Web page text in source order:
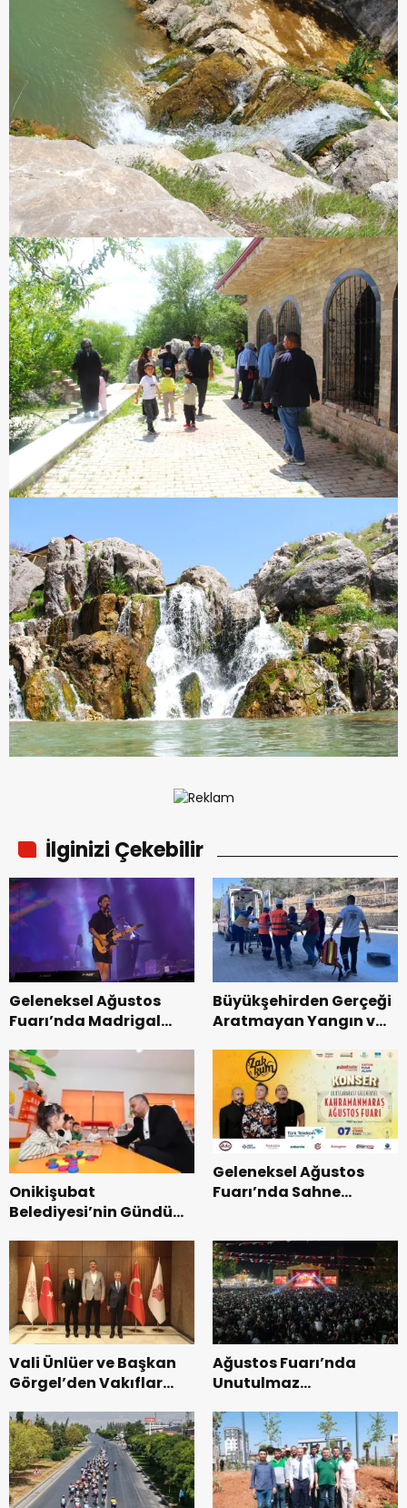
İlginizi Çekebilir
Geleneksel Ağustos
Fuarı’nda Madrigal
Büyükşehirden Gerçeği
Aratmayan Yangın ve
Onikişubat
Belediyesi’nin Gündüz
dönemin ön kayıtları
başladı.
Geleneksel Ağustos
Fuarı’nda Sahne
Vali Ünlüer ve Başkan
Görgel’den Vakıflar
ziyaret.
Ağustos Fuarı’nda
Unutulmaz